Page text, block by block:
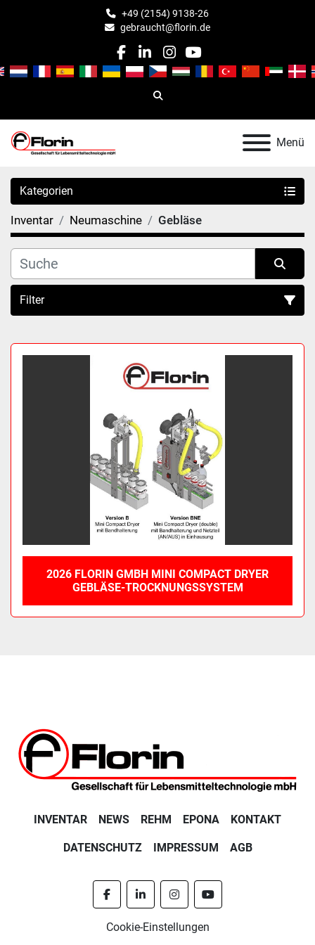
+49 (2154) 9138-26
gebraucht@florin.de
facebook
linkedin
instagram
youtube
Suche
Menü
Kategorien
Inventar Neumaschine Gebläse
Filter
Sortieren nach
2026 FLORIN GMBH MINI COMPACT DRYER
GEBLÄSE-TROCKNUNGSSYSTEM
INVENTAR NEWS REHM EPONA KONTAKT
DATENSCHUTZ IMPRESSUM AGB
facebooklinkedininstagramyoutube
Cookie-Einstellungen